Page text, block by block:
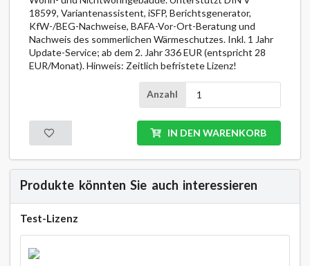
18599, Variantenassistent, iSFP, Berichtsgenerator,
KfW-/BEG-Nachweise, BAFA-Vor-Ort-Beratung und
Nachweis des sommerlichen Wärmeschutzes. Inkl. 1 Jahr
Update-Service; ab dem 2. Jahr 336 EUR (entspricht 28
EUR/Monat). Hinweis: Zeitlich befristete Lizenz!
Anzahl
IN DEN WARENKORB
Produkte könnten Sie auch interessieren
Test-Lizenz